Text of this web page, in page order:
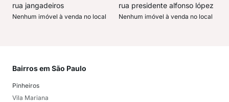
rua jangadeiros
Nenhum imóvel à venda no local
rua presidente alfonso lópez
Nenhum imóvel à venda no local
Bairros em São Paulo
Pinheiros
Vila Mariana